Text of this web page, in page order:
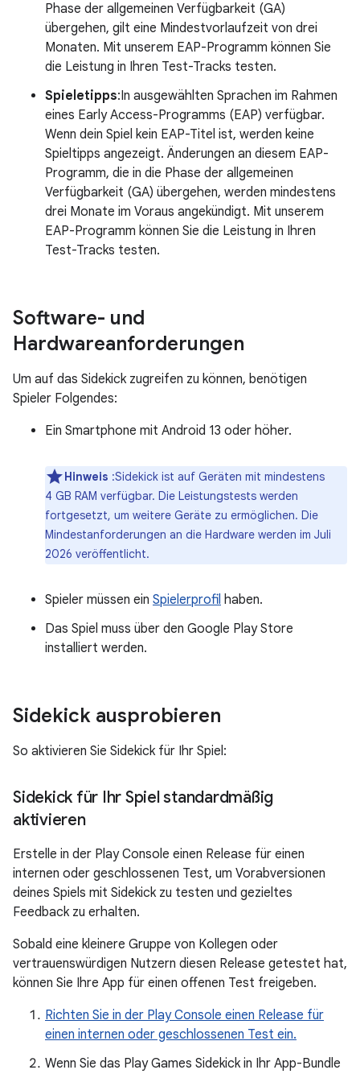
Phase der allgemeinen Verfügbarkeit (GA)
übergehen, gilt eine Mindestvorlaufzeit von drei
Monaten. Mit unserem EAP-Programm können Sie
die Leistung in Ihren Test-Tracks testen.
Spieletipps:In ausgewählten Sprachen im Rahmen
eines Early Access-Programms (EAP) verfügbar.
Wenn dein Spiel kein EAP-Titel ist, werden keine
Spieltipps angezeigt. Änderungen an diesem EAP-
Programm, die in die Phase der allgemeinen
Verfügbarkeit (GA) übergehen, werden mindestens
drei Monate im Voraus angekündigt. Mit unserem
EAP-Programm können Sie die Leistung in Ihren
Test-Tracks testen.
Software- und
Hardwareanforderungen
Um auf das Sidekick zugreifen zu können, benötigen
Spieler Folgendes:
Ein Smartphone mit Android 13 oder höher.
Hinweis :Sidekick ist auf Geräten mit mindestens
4 GB RAM verfügbar. Die Leistungstests werden
fortgesetzt, um weitere Geräte zu ermöglichen. Die
Mindestanforderungen an die Hardware werden im Juli
2026 veröffentlicht.
Spieler müssen ein Spielerprofil haben.
Das Spiel muss über den Google Play Store
installiert werden.
Sidekick ausprobieren
So aktivieren Sie Sidekick für Ihr Spiel:
Sidekick für Ihr Spiel standardmäßig
aktivieren
Erstelle in der Play Console einen Release für einen
internen oder geschlossenen Test, um Vorabversionen
deines Spiels mit Sidekick zu testen und gezieltes
Feedback zu erhalten.
Sobald eine kleinere Gruppe von Kollegen oder
vertrauenswürdigen Nutzern diesen Release getestet hat,
können Sie Ihre App für einen offenen Test freigeben.
Richten Sie in der Play Console einen Release für
einen internen oder geschlossenen Test ein.
Wenn Sie das Play Games Sidekick in Ihr App-Bundle